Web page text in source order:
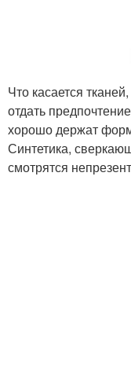
Что касается
отдать
хорошо держат
Синтетика,
смотрятся